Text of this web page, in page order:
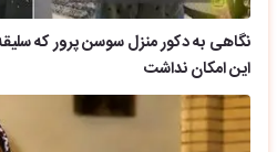
نگاهی به دکور منزل سوسن پرور که
این امکان نداشت